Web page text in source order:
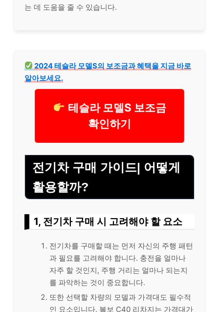
는 데 도움을 줄 수 있습니다.
2024 테슬라 모델S의 보조금과 혜택을 지금 바로
알아보세요.
테슬라 모델S 보조금
확인하기
전기차 구매 가이드| 어떻게
활용할까?
1, 전기차 구매 시 고려해야 할 요소
전기차를 구매할 때는 먼저 자신의 주행 패턴
과 필요를 고려해야 합니다. 충전을 얼마나
자주 할 것인지, 주‌행 거리는 얼마나 되는지
를 파악하는 것이 중요합니다.
또한 선택할 차량의 모델과 가격대도 필수적
인 요소입니다. 볼보 C40 리차지는 가격대가